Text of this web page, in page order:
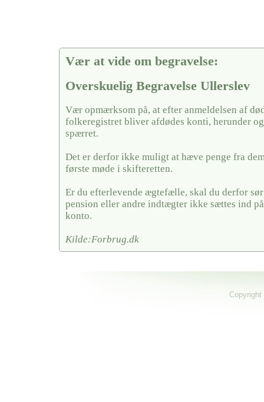
Vær at vide om begravelse:
Overskuelig Begravelse Ullerslev
Vær opmærksom på, at efter anmeldelsen af
folkeregistret bliver afdødes konti, herunder
spærret.
Det er derfor ikke muligt at hæve penge fra
første møde i skifteretten.
Er du efterlevende ægtefælle, skal du derfor
pension eller andre indtægter ikke sættes ind
konto.
Kilde:Forbrug.dk